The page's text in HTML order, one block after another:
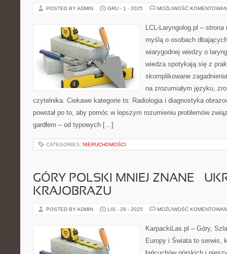
POSTED BY ADMIN GRU - 1 - 2025 MOŻLIWOŚĆ
LCL-Laryngolog.pl –
myślą o osobach
wiarygodnej wiedzy o
wiedza spotykają się z
skomplikowane
na zrozumiałym języku,
czytelnika. Ciekawe kategorie to: Radiologia i diagnostyka
powstał po to, aby pomóc w lepszym rozumieniu problemów
gardłem – od typowych […]
CATEGORIES: NIERUCHOMOŚCI
GÓRY POLSKI MNIEJ ZNANE –
KRAJOBRAZU
POSTED BY ADMIN LIS - 29 - 2025 MOŻLIWOŚĆ
KarpackiLas.pl – Góry,
Europy i Świata to serwis,